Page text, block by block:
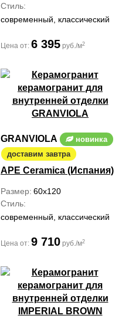
Стиль
современный, классический
Цена от: 6 395 руб./м2
GRANVIOLA
новинка
доставим завтра
APE Ceramica (Испания)
Размер 60x120
Стиль
современный, классический
Цена от: 9 710 руб./м2